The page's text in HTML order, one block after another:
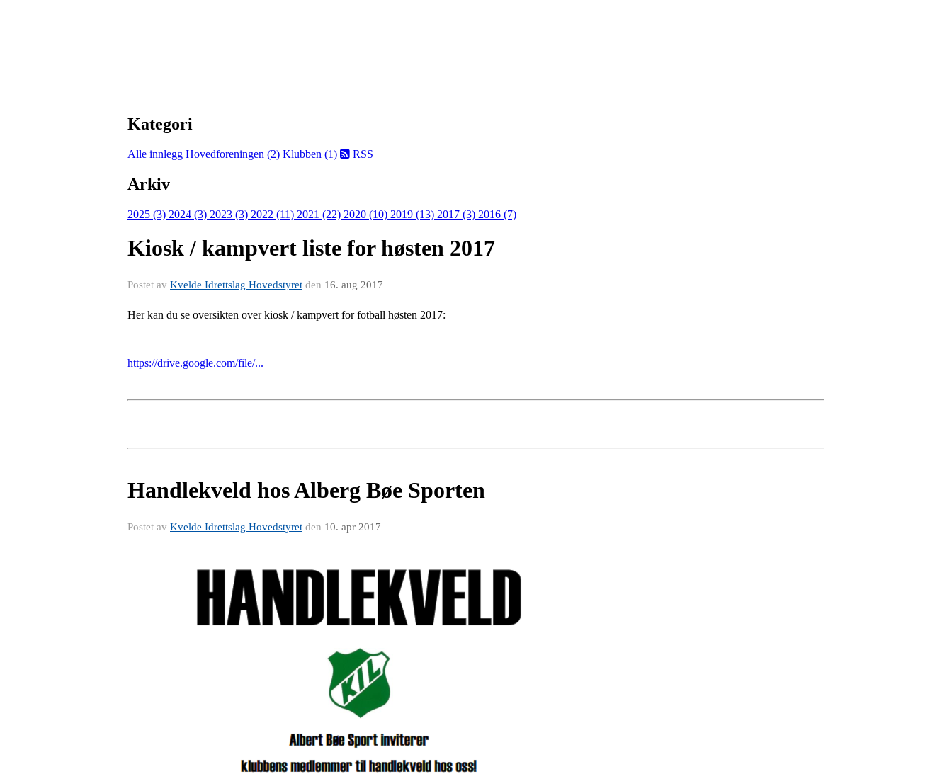
Kategori
Alle innlegg Hovedforeningen (2) Klubben (1) RSS
Arkiv
2025 (3) 2024 (3) 2023 (3) 2022 (11) 2021 (22) 2020 (10) 2019 (13) 2017 (3) 2016 (7)
Kiosk / kampvert liste for høsten 2017
Postet av Kvelde Idrettslag Hovedstyret den 16. aug 2017
Her kan du se oversikten over kiosk / kampvert for fotball høsten 2017:
https://drive.google.com/file/...
Handlekveld hos Alberg Bøe Sporten
Postet av Kvelde Idrettslag Hovedstyret den 10. apr 2017